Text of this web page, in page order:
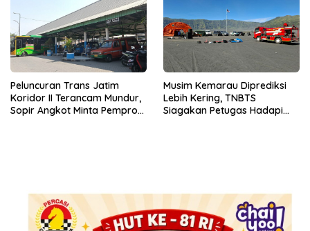
Peluncuran Trans Jatim
Koridor II Terancam Mundur,
Sopir Angkot Minta Pemprov
Musim Kemarau Diprediksi
Lebih Kering, TNBTS
Siagakan Petugas Hadapi